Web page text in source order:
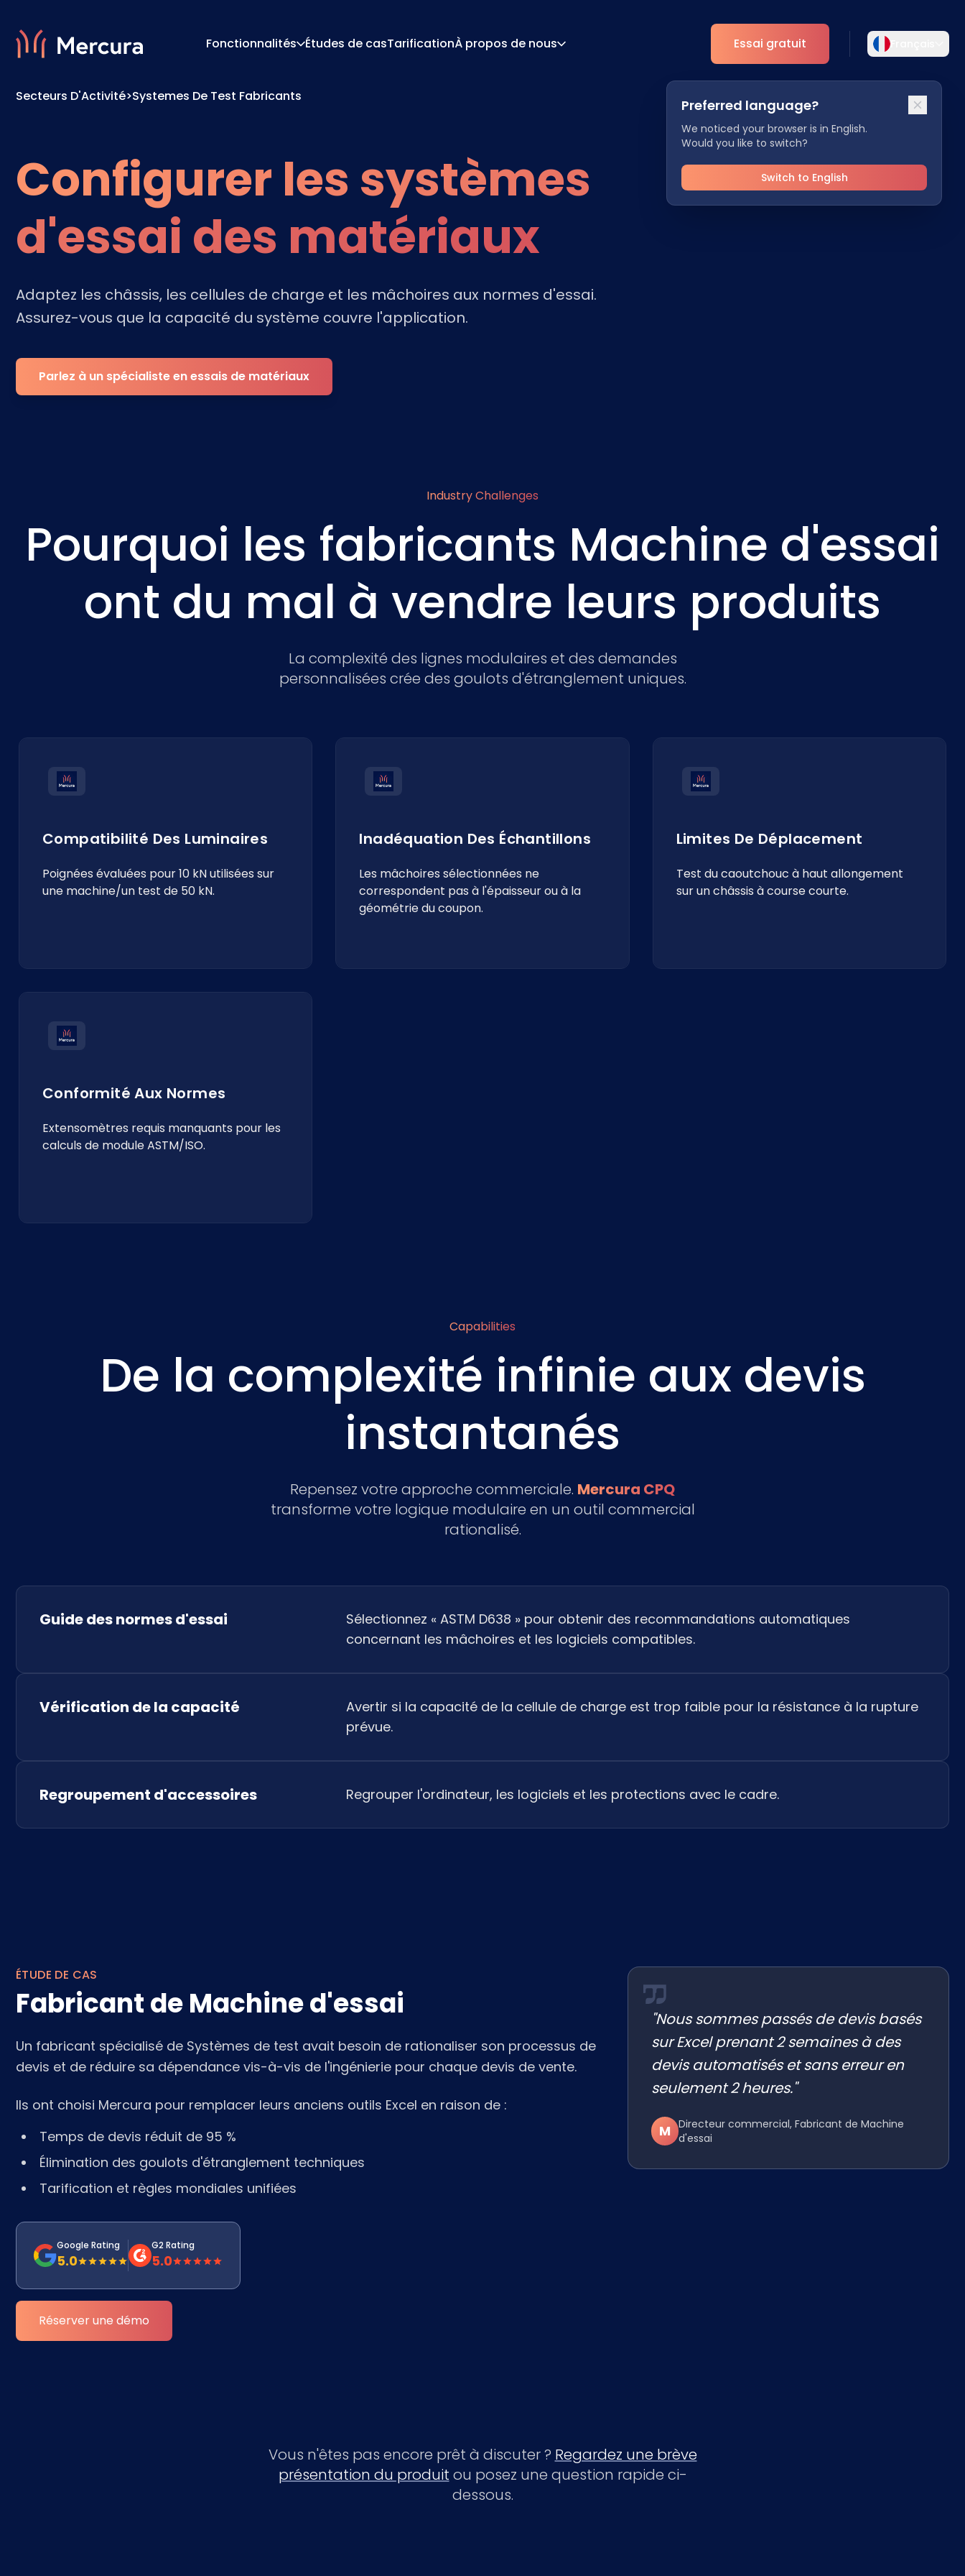
Fonctionnalités
Analytique
Études de casTarificationÀ propos de nous
Contact Partenaires
Preferred language?
We noticed your browser is in English.
Would you like to switch?
Switch to English
Essai gratuit
Choisissez votre langue préférée pour une
expérience plus personnalisée.
English Deutsch
Español Dansk
Secteurs D'Activité>Systemes De Test Fabricants
Configurer les systèmes
d'essai des matériaux
Adaptez les châssis, les cellules de charge et les mâchoires aux normes d'essai.
Assurez-vous que la capacité du système couvre l'application.
Parlez à un spécialiste en essais de matériaux
Industry Challenges
Pourquoi les fabricants Machine d'essai
ont du mal à vendre leurs produits
La complexité des lignes modulaires et des demandes
personnalisées crée des goulots d'étranglement uniques.
Compatibilité Des Luminaires
Poignées évaluées pour 10 kN utilisées sur
une machine/un test de 50 kN.
Inadéquation Des Échantillons
Les mâchoires sélectionnées ne
correspondent pas à l'épaisseur ou à la
géométrie du coupon.
Limites De Déplacement
Test du caoutchouc à haut allongement
sur un châssis à course courte.
Conformité Aux Normes
Extensomètres requis manquants pour les
calculs de module ASTM/ISO.
Capabilities
De la complexité infinie aux devis
instantanés
Repensez votre approche commerciale. Mercura CPQ
transforme votre logique modulaire en un outil commercial
rationalisé.
Guide des normes d'essai
Sélectionnez « ASTM D638 » pour obtenir des recommandations automatiques
concernant les mâchoires et les logiciels compatibles.
Vérification de la capacité
Avertir si la capacité de la cellule de charge est trop faible pour la résistance à la rupture
prévue.
Regroupement d'accessoires Regrouper l'ordinateur, les logiciels et les protections avec le cadre.
ÉTUDE DE CAS
Fabricant de Machine d'essai
Un fabricant spécialisé de Systèmes de test avait besoin de rationaliser son processus de
devis et de réduire sa dépendance vis-à-vis de l'ingénierie pour chaque devis de vente.
Ils ont choisi Mercura pour remplacer leurs anciens outils Excel en raison de :
Temps de devis réduit de 95 %
Élimination des goulots d'étranglement techniques
Tarification et règles mondiales unifiées
Google Rating
5.0
G2 Rating
5.0
Réserver une démo
"Nous sommes passés de devis basés
sur Excel prenant 2 semaines à des
devis automatisés et sans erreur en
seulement 2 heures."
M Directeur commercial, Fabricant de Machine
d'essai
Vous n'êtes pas encore prêt à discuter ? Regardez une brève
présentation du produit ou posez une question rapide ci-
dessous.